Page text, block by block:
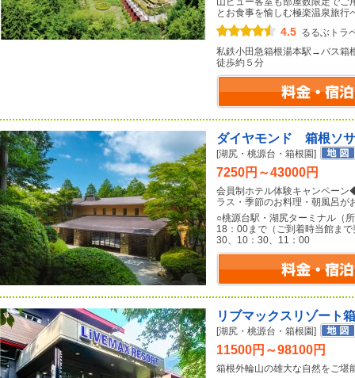
とお食事を愉しむ極楽温泉旅行
4.5 るるぶトラ
私鉄小田急箱根湯本駅→バス箱
徒歩約５分
ダイヤモンド 箱根ソ
[湖尻・桃源台・箱根園]
7250円～43000円
会員制ホテル体験キャンペー
ラス・季節のお料理・朝風呂が
○桃源台駅・湖尻ターミナル（
18：00まで（ご到着時当館ま
30、10：30、11：00
リブマックスリゾート
[湖尻・桃源台・箱根園]
11500円～98100円
箱根外輪山の雄大な自然をご堪